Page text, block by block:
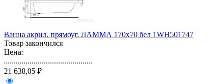
Ванна акрил. прямоуг. ЛАММА 170х70 бел 1WH501747
Товар закончился
Цена:
.............................................
21 638,05 ₽